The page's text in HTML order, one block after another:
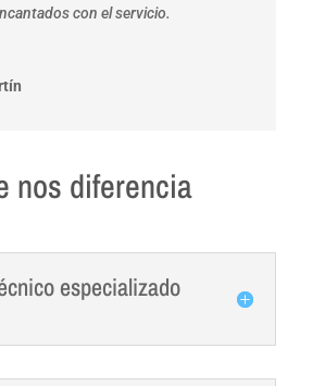
con el servicio.
nos diferencia
especializado